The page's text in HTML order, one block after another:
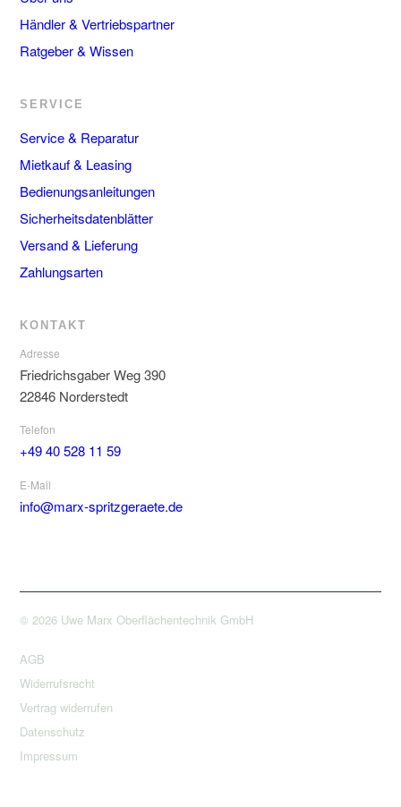
Händler & Vertriebspartner
Ratgeber & Wissen
SERVICE
Service & Reparatur
Mietkauf & Leasing
Bedienungsanleitungen
Sicherheitsdatenblätter
Versand & Lieferung
Zahlungsarten
KONTAKT
Adresse
Friedrichsgaber Weg 390
22846 Norderstedt
Telefon
+49 40 528 11 59
E-Mail
info@marx-spritzgeraete.de
© 2026 Uwe Marx Oberflächentechnik GmbH
AGB
Widerrufsrecht
Vertrag widerrufen
Datenschutz
Impressum